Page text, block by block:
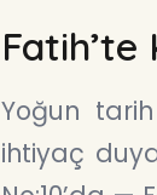
Fatih’te
Yoğun
ihtiyaç